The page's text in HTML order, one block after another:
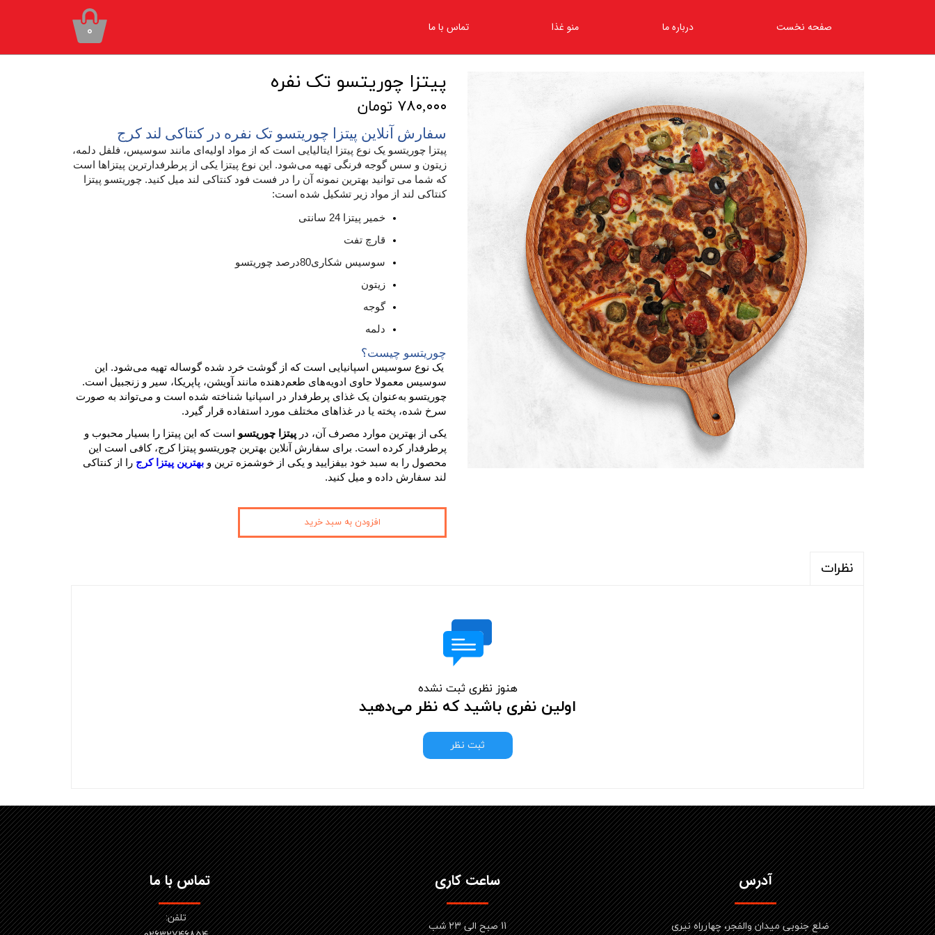
صفحه نخست درباره ما منو غذا تماس با ما ۰
پیتزا چوریتسو تک نفره
۷۸۰,۰۰۰ تومان
سفارش آنلاین پیتزا چوریتسو تک نفره در کنتاکی لند کرج
پیتزا چوریتسو یک نوع پیتزا ایتالیایی است که از مواد اولیه‌ای مانند سوسیس، فلفل دلمه،
زیتون و سس گوجه فرنگی تهیه می‌شود. این نوع پیتزا یکی از پرطرفدارترین پیتزاها است
که شما می توانید بهترین نمونه آن را در فست فود کنتاکی لند میل کنید. چوریتسو پیتزا
کنتاکی لند از مواد زیر تشکیل شده است:
خمیر پیتزا 24 سانتی
قارچ تفت
سوسیس شکاری80درصد چوریتسو
زیتون
گوجه
دلمه
چوریتسو چیست؟
یک نوع سوسیس اسپانیایی است که از گوشت خرد شده گوساله تهیه می‌شود. این
سوسیس معمولا حاوی ادویه‌های طعم‌دهنده مانند آویشن، پاپریکا، سیر و زنجبیل است.
چوریتسو به‌عنوان یک غذای پرطرفدار در اسپانیا شناخته شده است و می‌تواند به صورت
سرخ شده، پخته یا در غذاهای مختلف مورد استفاده قرار گیرد.
یکی از بهترین موارد مصرف آن، در پیتزا چوریتسو است که این پیتزا را بسیار محبوب و
پرطرفدار کرده است. برای سفارش آنلاین بهترین چوریتسو پیتزا کرج، کافی است این
محصول را به سبد خود بیفزایید و یکی از خوشمزه ترین و بهترین پیتزا کرج را از کنتاکی
لند سفارش داده و میل کنید.
افزودن به سبد خرید
نظرات
هنوز نظری ثبت نشده
اولین نفری باشید که نظر می‌دهید
ثبت نظر
آدرس
ضلع جنوبی میدان والفجر، چهارراه نیری
ساعت کاری
11 صبح الی 23 شب
تماس با ما
تلفن: